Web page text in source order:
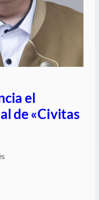
el
de «Civitas